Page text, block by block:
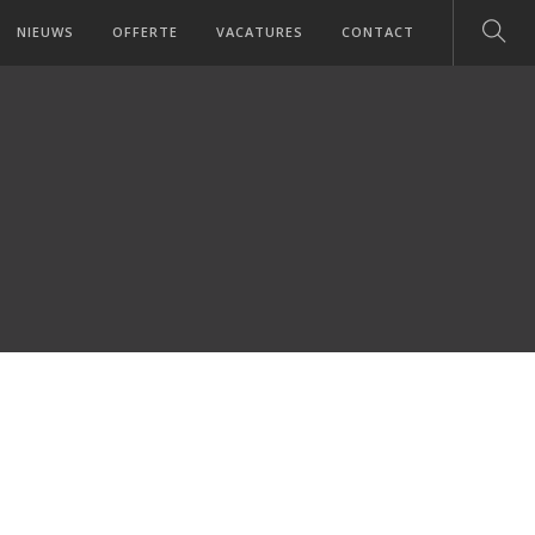
NIEUWS OFFERTE VACATURES CONTACT